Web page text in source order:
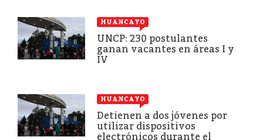
HUANCAYO
UNCP: 230 postulantes
ganan vacantes en áreas I y
IV
HUANCAYO
Detienen a dos jóvenes por
utilizar dispositivos
electrónicos durante el